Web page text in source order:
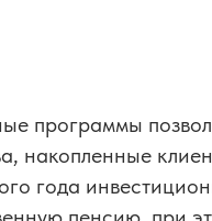
программы
накопленные
года